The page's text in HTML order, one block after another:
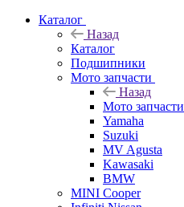
Каталог
Назад
Каталог
Подшипники
Мото запчасти
Назад
Мото запчасти
Yamaha
Suzuki
MV Agusta
Kawasaki
BMW
MINI Cooper